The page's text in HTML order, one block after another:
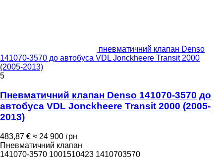
пневматичний клапан Denso
141070-3570 до автобуса VDL Jonckheere Transit 2000
(2005-2013)
5
Пневматичний клапан Denso 141070-3570 до
автобуса VDL Jonckheere Transit 2000 (2005-
2013)
483,87 € ≈ 24 900 грн
Пневматичний клапан
141070-3570 1001510423 1410703570